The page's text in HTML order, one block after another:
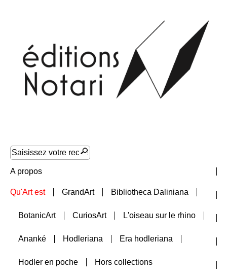
A propos
Nouveautés
Collections
Qu'Art est GrandArt Bibliotheca Daliniana
BotanicArt CuriosArt L'oiseau sur le rhino
Ananké Hodleriana Era hodleriana
Hodler en poche Hors collections
Auteurs
A paraître